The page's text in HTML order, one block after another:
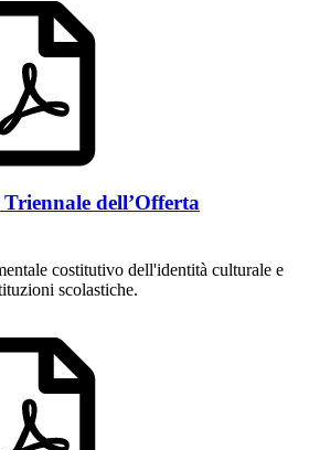
dell’Offerta
costitutivo dell'identità culturale e
scolastiche.